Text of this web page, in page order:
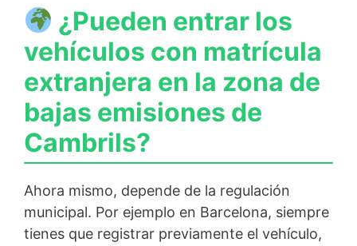
¿Pueden entrar los
vehículos con matrícula
extranjera en la zona de
bajas emisiones de
Cambrils?
Ahora mismo, depende de la regulación
municipal. Por ejemplo en Barcelona, siempre
tienes que registrar previamente el vehículo,